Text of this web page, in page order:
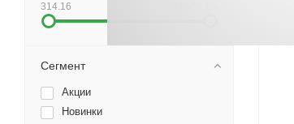
314.16
Сегмент
Акции
Новинки